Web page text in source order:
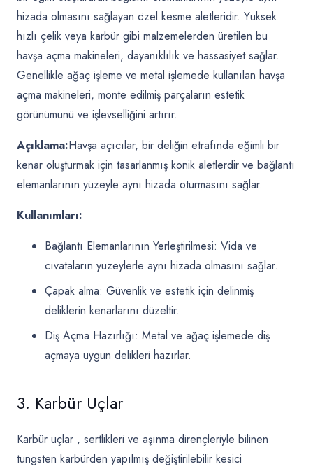
hizada olmasını sağlayan özel kesme aletleridir. Yüksek
hızlı çelik veya karbür gibi malzemelerden üretilen bu
havşa açma makineleri, dayanıklılık ve hassasiyet sağlar.
Genellikle ağaç işleme ve metal işlemede kullanılan havşa
açma makineleri, monte edilmiş parçaların estetik
görünümünü ve işlevselliğini artırır.
Açıklama:Havşa açıcılar, bir deliğin etrafında eğimli bir
kenar oluşturmak için tasarlanmış konik aletlerdir ve bağlantı
elemanlarının yüzeyle aynı hizada oturmasını sağlar.
Kullanımları:
Bağlantı Elemanlarının Yerleştirilmesi: Vida ve
cıvataların yüzeylerle aynı hizada olmasını sağlar.
Çapak alma: Güvenlik ve estetik için delinmiş
deliklerin kenarlarını düzeltir.
Diş Açma Hazırlığı: Metal ve ağaç işlemede diş
açmaya uygun delikleri hazırlar.
3. Karbür Uçlar
Karbür uçlar , sertlikleri ve aşınma dirençleriyle bilinen
tungsten karbürden yapılmış değiştirilebilir kesici